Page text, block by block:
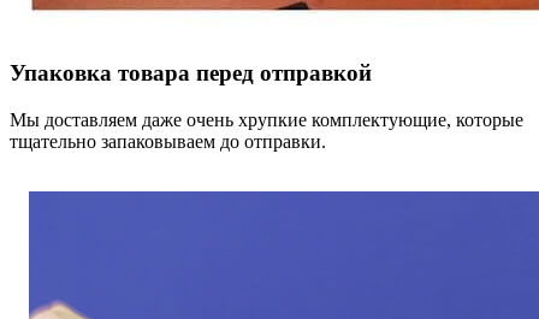
Упаковка товара перед отправкой
Мы доставляем даже очень хрупкие комплектующие, которые
тщательно запаковываем до отправки.